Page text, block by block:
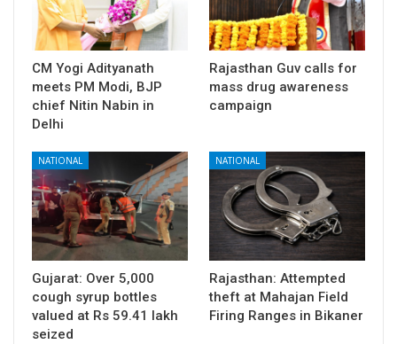
CM Yogi Adityanath
meets PM Modi, BJP
chief Nitin Nabin in
Delhi
Rajasthan Guv calls for
mass drug awareness
campaign
NATIONAL
Gujarat: Over 5,000
cough syrup bottles
valued at Rs 59.41 lakh
seized
NATIONAL
Rajasthan: Attempted
theft at Mahajan Field
Firing Ranges in Bikaner